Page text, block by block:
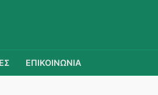
ΕΠΙΚΟΙΝΩΝΙΑ